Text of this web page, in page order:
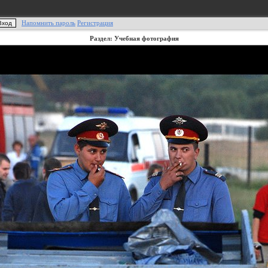
Напомнить пароль Регистрация
Раздел: Учебная фотография